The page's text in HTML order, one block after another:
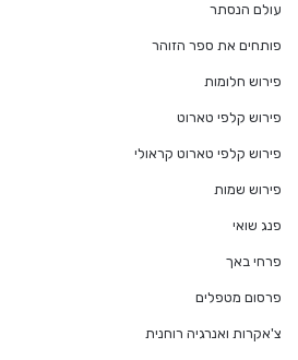
עולם הנסתר
פותחים את ספר הזוהר
פירוש חלומות
פירוש קלפי טארוט
פירוש קלפי טארוט קראולי
פירוש שמות
פנג שואי
פרחי באך
פרסום מטפלים
צ'אקרות ואנרגיה רוחנית